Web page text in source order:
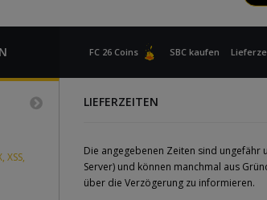
FC 26 Coins SBC kaufen
XSS,
LIEFERZEITEN
Die angegebenen Zeiten sind ungefähr
Server) und können manchmal aus
über die Verzögerung zu informieren.